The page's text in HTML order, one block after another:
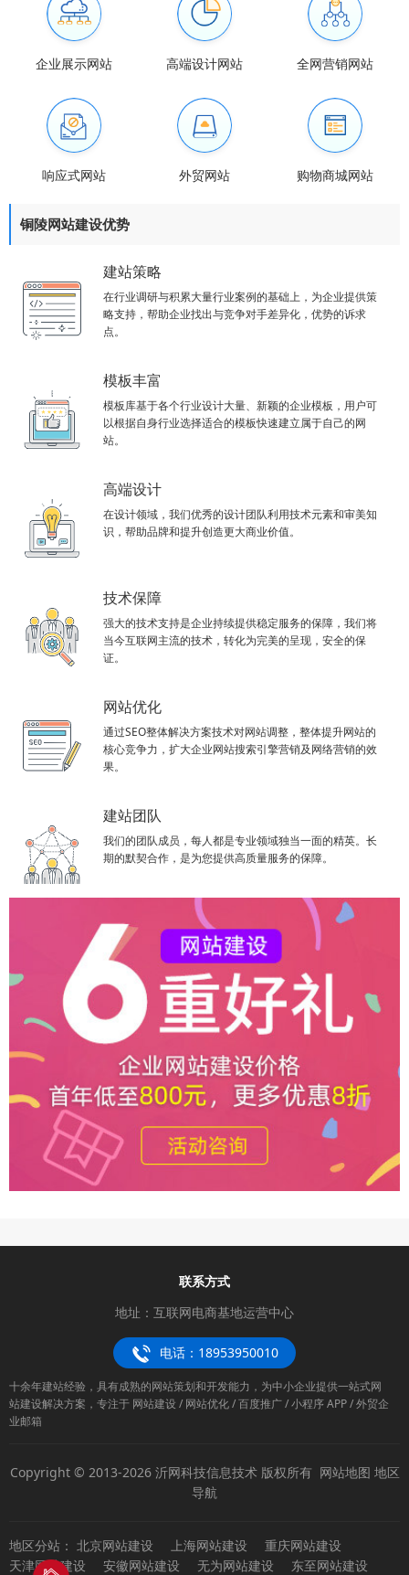
企业展示网站 高端设计网站 全网营销网站
响应式网站 外贸网站 购物商城网站
铜陵网站建设优势
建站策略
在行业调研与积累大量行业案例的基础上，为企业提供策
略支持，帮助企业找出与竞争对手差异化，优势的诉求
点。
模板丰富
模板库基于各个行业设计大量、新颖的企业模板，用户可
以根据自身行业选择适合的模板快速建立属于自己的网
站。
高端设计
在设计领域，我们优秀的设计团队利用技术元素和审美知
识，帮助品牌和提升创造更大商业价值。
技术保障
强大的技术支持是企业持续提供稳定服务的保障，我们将
当今互联网主流的技术，转化为完美的呈现，安全的保
证。
网站优化
通过SEO整体解决方案技术对网站调整，整体提升网站的
核心竞争力，扩大企业网站搜索引擎营销及网络营销的效
果。
建站团队
我们的团队成员，每人都是专业领域独当一面的精英。长
期的默契合作，是为您提供高质量服务的保障。
联系方式
地址：互联网电商基地运营中心
电话：18953950010
十余年建站经验，具有成熟的网站策划和开发能力，为中小企业提供一站式网
站建设解决方案，专注于 网站建设 / 网站优化 / 百度推广 / 小程序 APP / 外贸企
业邮箱
Copyright © 2013-2026 沂网科技信息技术 版权所有 网站地图 地区
导航
地区分站： 北京网站建设 上海网站建设
重庆网站建设
天津网站建设
安徽网站建设 无为网站建设 东至网站建设